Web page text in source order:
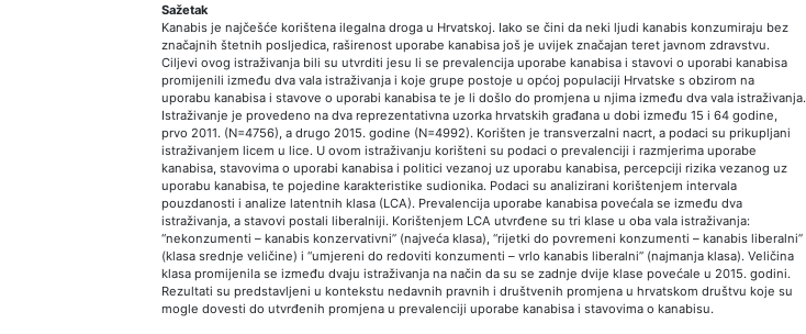
Sažetak
Kanabis je najčešće korištena ilegalna droga u Hrvatskoj. Iako se čini da neki ljudi kanabis konzumiraju bez
značajnih štetnih posljedica, raširenost uporabe kanabisa još je uvijek značajan teret javnom zdravstvu.
Ciljevi ovog istraživanja bili su utvrditi jesu li se prevalencija uporabe kanabisa i stavovi o uporabi kanabisa
promijenili između dva vala istraživanja i koje grupe postoje u općoj populaciji Hrvatske s obzirom na
uporabu kanabisa i stavove o uporabi kanabisa te je li došlo do promjena u njima između dva vala istraživanja.
Istraživanje je provedeno na dva reprezentativna uzorka hrvatskih građana u dobi između 15 i 64 godine,
prvo 2011. (N=4756), a drugo 2015. godine (N=4992). Korišten je transverzalni nacrt, a podaci su prikupljani
istraživanjem licem u lice. U ovom istraživanju korišteni su podaci o prevalenciji i razmjerima uporabe
kanabisa, stavovima o uporabi kanabisa i politici vezanoj uz uporabu kanabisa, percepciji rizika vezanog uz
uporabu kanabisa, te pojedine karakteristike sudionika. Podaci su analizirani korištenjem intervala
pouzdanosti i analize latentnih klasa (LCA). Prevalencija uporabe kanabisa povećala se između dva
istraživanja, a stavovi postali liberalniji. Korištenjem LCA utvrđene su tri klase u oba vala istraživanja:
“nekonzumenti – kanabis konzervativni” (najveća klasa), “rijetki do povremeni konzumenti – kanabis liberalni”
(klasa srednje veličine) i “umjereni do redoviti konzumenti – vrlo kanabis liberalni” (najmanja klasa). Veličina
klasa promijenila se između dvaju istraživanja na način da su se zadnje dvije klase povećale u 2015. godini.
Rezultati su predstavljeni u kontekstu nedavnih pravnih i društvenih promjena u hrvatskom društvu koje su
mogle dovesti do utvrđenih promjena u prevalenciji uporabe kanabisa i stavovima o kanabisu.